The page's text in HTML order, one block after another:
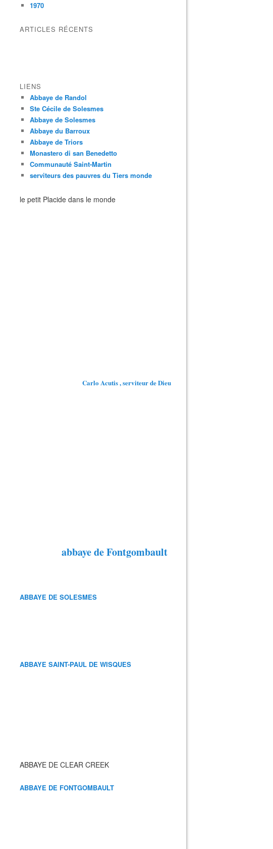
1970
ARTICLES RÉCENTS
LIENS
Abbaye de Randol
Ste Cécile de Solesmes
Abbaye de Solesmes
Abbaye du Barroux
Abbaye de Triors
Monastero di san Benedetto
Communauté Saint-Martin
serviteurs des pauvres du Tiers monde
le petit Placide dans le monde
Carlo Acutis , serviteur de Dieu
abbaye de Fontgombault
ABBAYE DE SOLESMES
ABBAYE SAINT-PAUL DE WISQUES
ABBAYE DE CLEAR CREEK
ABBAYE DE FONTGOMBAULT